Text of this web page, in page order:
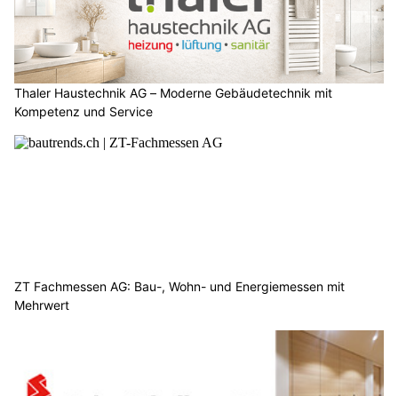
Thaler Haustechnik AG – Moderne Gebäudetechnik mit
Kompetenz und Service
ZT Fachmessen AG: Bau-, Wohn- und Energiemessen mit
Mehrwert